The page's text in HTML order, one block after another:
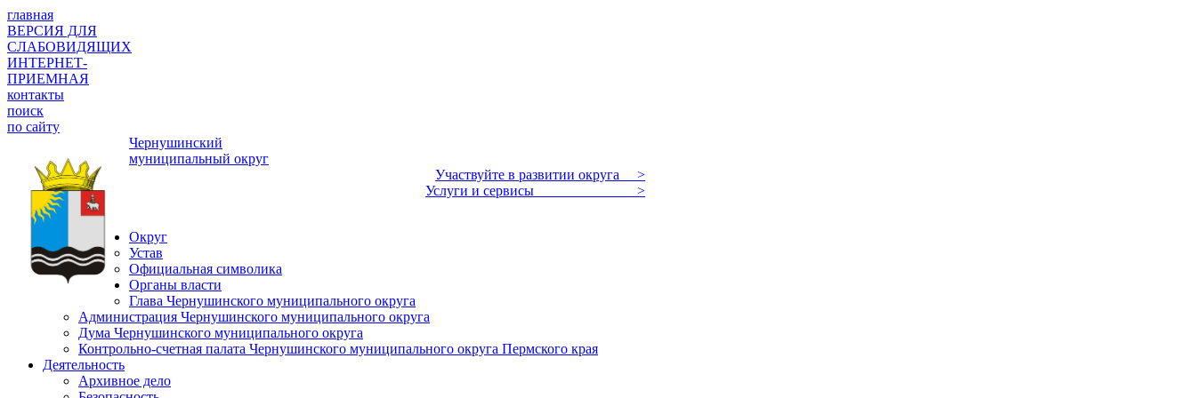
главная
ВЕРСИЯ ДЛЯ
СЛАБОВИДЯЩИХ
ИНТЕРНЕТ-
ПРИЕМНАЯ
контакты
поиск
по сайту
Чернушинский
муниципальный округ
Участвуйте в развитии округа >
Услуги и сервисы >
Округ
Устав
Официальная символика
Органы власти
Глава Чернушинского муниципального округа
Администрация Чернушинского муниципального округа
Дума Чернушинского муниципального округа
Контрольно-счетная палата Чернушинского муниципального округа Пермского края
Деятельность
Архивное дело